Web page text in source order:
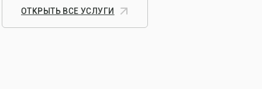
ОТКРЫТЬ ВСЕ УСЛУГИ